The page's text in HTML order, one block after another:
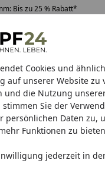
Cookies und
auf unserer Website zu
und die Nutzung
Sie der
persönlichen Daten zu,
Funktionen zu
jederzeit in
Bis zu 25 % Rabatt*
25.963 Bewertungen
Highlights Tipps &
Carports Design-
Karibu
Dein